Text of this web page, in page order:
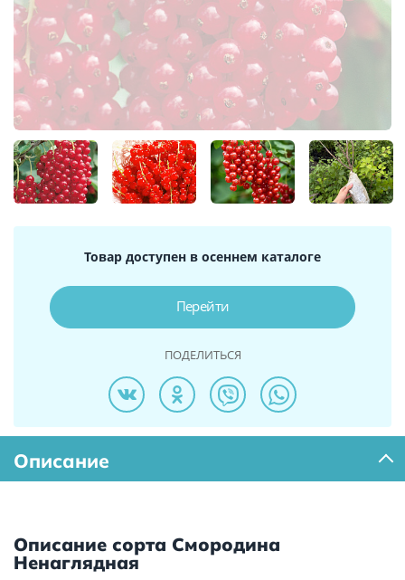
Товар доступен в осеннем каталоге
Перейти
ПОДЕЛИТЬСЯ
Описание
Описание сорта Смородина
Ненаглядная